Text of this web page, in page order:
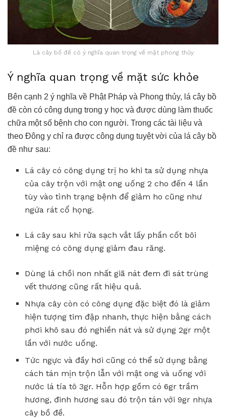
Lá cây bồ đề có ý nghĩa quan trọng về mặt phong thủy
Ý nghĩa quan trọng về mặt sức khỏe
Bên cạnh 2 ý nghĩa về Phật Pháp và Phong thủy, lá cây bồ
đề còn có công dụng trong y học và được dùng làm thuốc
chữa một số bệnh cho con người. Trong các tài liệu và
theo Đông y chỉ ra được công dụng tuyệt vời của lá cây bồ
đề như sau:
Lá cây có công dụng trị ho khi ta sử dụng nhựa
của cây trộn với mật ong uống 2 cho đến 4 lần
tùy vào tình trạng bệnh để giảm ho cũng như
ngứa rát cổ họng.
Lá cây sau khi rửa sạch vắt lấy phần cốt bôi
miệng có công dụng giảm đau răng.
Dùng lá chồi non nhất giã nát đem đi sát trùng
vết thương cũng rất hiệu quả.
Nhựa cây còn có công dụng đặc biệt đó là giảm
hiện tượng tim đập nhanh, thực hiện bằng cách
phơi khô sau đó nghiền nát và sử dụng 2gr một
lần với nước uống.
Tức ngực và đầy hơi cũng có thể sử dụng bằng
cách tán mịn trộn lẫn với mật ong và uống với
nước lá tía tô 3gr. Hỗn hợp gồm có 6gr trầm
hương, đinh hương sau đó trộn tán với 9gr nhựa
cây bồ đề.